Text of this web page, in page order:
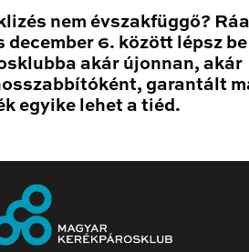
nem évszakfüggő?
december 6. között lépsz
akár újonnan, akár
garantált
egyike lehet a tiéd.